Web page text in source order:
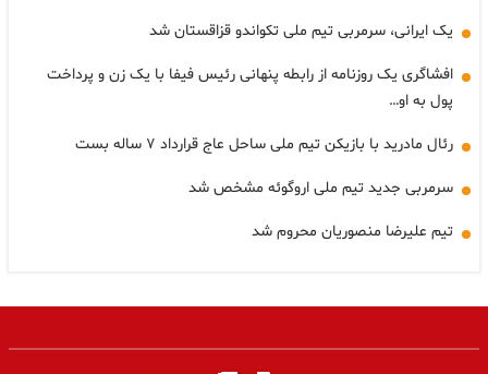
یک ایرانی، سرمربی تیم ملی تکواندو قزاقستان شد
افشاگری یک روزنامه از رابطه پنهانی رئیس فیفا با یک زن و پرداخت
پول به او…
رئال مادرید با بازیکن تیم ملی ساحل عاج قرارداد ۷ ساله بست
سرمربی جدید تیم ملی اروگوئه مشخص شد
تیم علیرضا منصوریان محروم شد